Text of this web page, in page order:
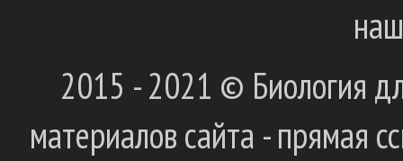
2015 - 2021 © Биология
материалов сайта - прямая